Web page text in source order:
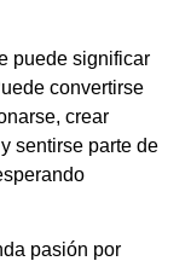
puede significar
convertirse
crear
sentirse parte de
pasión por